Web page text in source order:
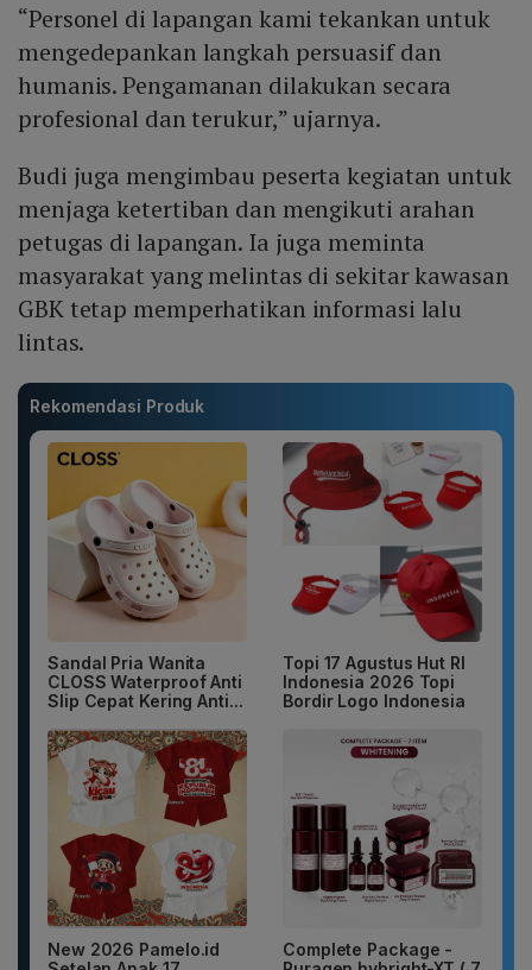
“Personel di lapangan kami tekankan untuk
mengedepankan langkah persuasif dan
humanis. Pengamanan dilakukan secara
profesional dan terukur,” ujarnya.
Budi juga mengimbau peserta kegiatan untuk
menjaga ketertiban dan mengikuti arahan
petugas di lapangan. Ia juga meminta
masyarakat yang melintas di sekitar kawasan
GBK tetap memperhatikan informasi lalu
lintas.
Rekomendasi Produk
Sandal Pria Wanita
CLOSS Waterproof Anti
Slip Cepat Kering Anti...
Topi 17 Agustus Hut RI
Indonesia 2026 Topi
Bordir Logo Indonesia
New 2026 Pamelo.id
Complete Package -